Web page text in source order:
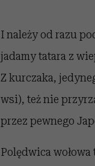
I należy od razu
jadamy tatara z
Z kurczaka,
wsi), też nie
przez pewnego
Polędwica